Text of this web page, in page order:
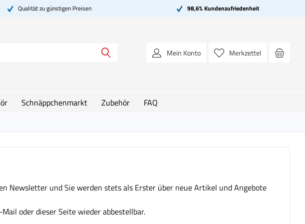
Qualität zu günstigen Preisen 98,6% Kundenzufriedenheit
Merkzettel
Mein Konto
Schnäppchenmarkt Zubehör FAQ
Newsletter und Sie werden stets als Erster über neue Artikel und Angebote
oder dieser Seite wieder abbestellbar.